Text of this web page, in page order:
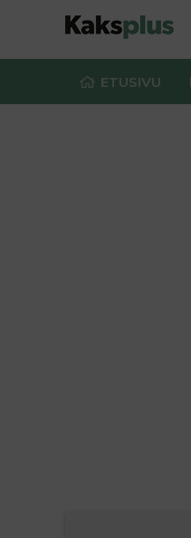
ETUSIVU